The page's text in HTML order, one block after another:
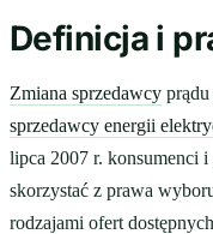
Definicja i
Zmiana sprzedawcy
sprzedawcy energii
lipca 2007 r. konsumenci
skorzystać z prawa
rodzajami ofert